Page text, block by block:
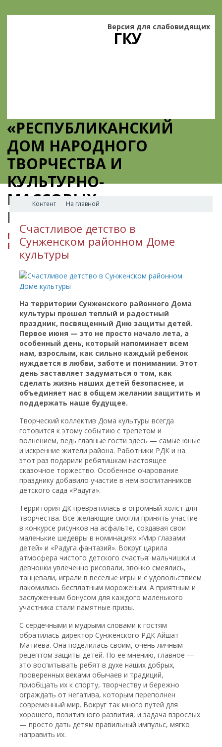
ГКУ
«РЕСПУБЛИКАНСКИЙ
ДОМ НАРОДНОГО
ТВОРЧЕСТВА И
КУЛЬТУРНО-
МАССОВЫХ
МЕРОПРИЯТИЙ»
МИНИСТЕРСТВО КУЛЬТУРЫ
РЕСПУБЛИКИ ИНГУШЕТИЯ
Версия для слабовидящих
Контент На главной
​Счастливое детство в
Сунженском районном Доме
культуры
На территории Сунженского районного Дома
культуры прошел теплый и радостный
праздник, посвященный Дню защиты детей.
Первое июня — это не просто начало лета, а
особенный день, который напоминает всем
нам, взрослым, как сильно каждый ребенок
нуждается в любви, заботе и понимании. Этот
день заставляет задуматься о том, как
сделать жизнь наших детей безопаснее, и
объединяет нас в общем желании защитить и
поддержать наше будущее.
Творческий коллектив Дома культуры всегда
готовится к этому событию с трепетом и
волнением, ведь главные гости здесь — самые юные
и искренние жители района. Работники РДК и на
этот раз подарили ребятишкам настоящее
сказочное торжество. Особенное очарование
празднику добавило участие в нем воспитанников
детского сада «Радуга».
Территория ДК превратилась в огромный холст для
творчества. Все желающие смогли принять участие
в конкурсе рисунков на асфальте, создавая свои
маленькие шедевры в номинациях «Мир глазами
детей» и «Радуга фантазий». Вокруг царила
атмосфера чистого детского счастья: мальчишки и
девчонки увлеченно рисовали, звонко смеялись,
танцевали, играли в веселые игры и с удовольствием
лакомились бесплатным мороженым. А приятным и
заслуженным бонусом для каждого маленького
участника стали памятные призы.
С сердечными и мудрыми словами к гостям
обратилась директор Сунженского РДК Айшат
Матиева. Она поделилась своим, очень личным
рецептом защиты детей. По ее мнению, главное —
это воспитывать ребят в духе наших добрых,
проверенных веками обычаев и традиций,
приобщать их к спорту, творчеству и бережно
ограждать от негатива, которым переполнен
современный мир. Вокруг так много путей для
хорошего, позитивного развития, и задача взрослых
— просто дать детям правильный импульс, мягко
направить их.